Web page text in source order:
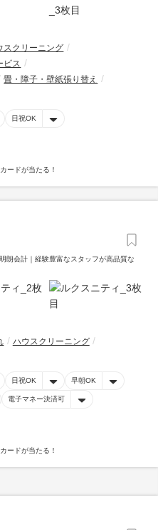
スクリーニング
ビス
畳・障子・壁紙張り替え
日祝OK
ードが当たる！
朗会計｜経験豊富なスタッフが高品質な
ハウスクリーニング
日祝OK 早朝OK
電子マネー決済可
ードが当たる！